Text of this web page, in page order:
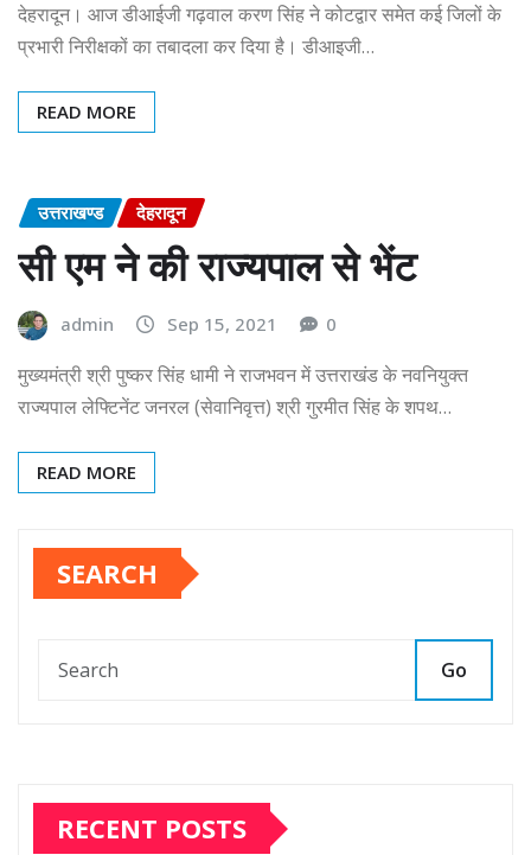
देहरादून। आज डीआईजी गढ़वाल करण सिंह ने कोटद्वार समेत कई जिलों के
प्रभारी निरीक्षकों का तबादला कर दिया है। डीआइजी…
READ MORE
उत्तराखण्ड देहरादून
सी एम ने की राज्यपाल से भेंट
admin Sep 15, 2021 0
मुख्यमंत्री श्री पुष्कर सिंह धामी ने राजभवन में उत्तराखंड के नवनियुक्त
राज्यपाल लेफ्टिनेंट जनरल (सेवानिवृत्त) श्री गुरमीत सिंह के शपथ…
READ MORE
SEARCH
Go
RECENT POSTS